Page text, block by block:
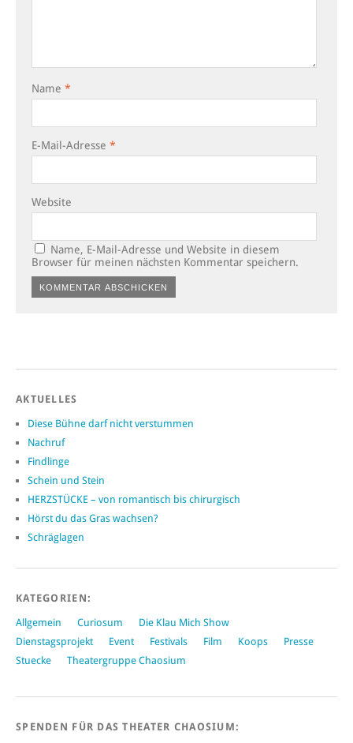
Name *
E-Mail-Adresse *
Website
Name, E-Mail-Adresse und Website in diesem
Browser für meinen nächsten Kommentar speichern.
AKTUELLES
Diese Bühne darf nicht verstummen
Nachruf
Findlinge
Schein und Stein
HERZSTÜCKE – von romantisch bis chirurgisch
Hörst du das Gras wachsen?
Schräglagen
KATEGORIEN:
Allgemein Curiosum
Die Klau Mich Show
Dienstagsprojekt
Event Festivals Film Koops
Presse
Stuecke
Theatergruppe Chaosium
SPENDEN FÜR DAS THEATER CHAOSIUM: